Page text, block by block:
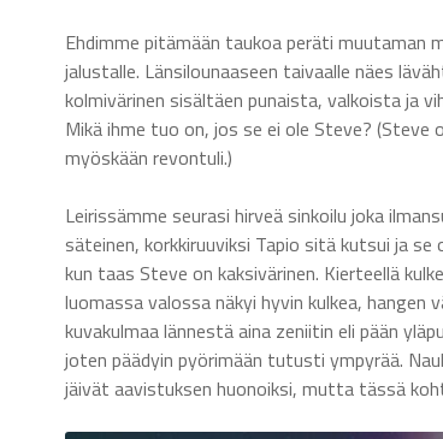
Ehdimme pitämään taukoa peräti
jalustalle. Länsilounaaseen taivaalle näes
kolmivärinen sisältäen punaista, valkoista ja
Mikä ihme tuo on, jos se ei ole Steve? (Steve
myöskään revontuli.)
Leirissämme seurasi hirveä sinkoilu joka
säteinen, korkkiruuviksi Tapio sitä kutsui ja
kun taas Steve on kaksivärinen. Kierteellä
luomassa valossa näkyi hyvin kulkea, hangen
kuvakulmaa lännestä aina zeniitin eli pään
joten päädyin pyörimään tutusti ympyrää.
jäivät aavistuksen huonoiksi, mutta tässä